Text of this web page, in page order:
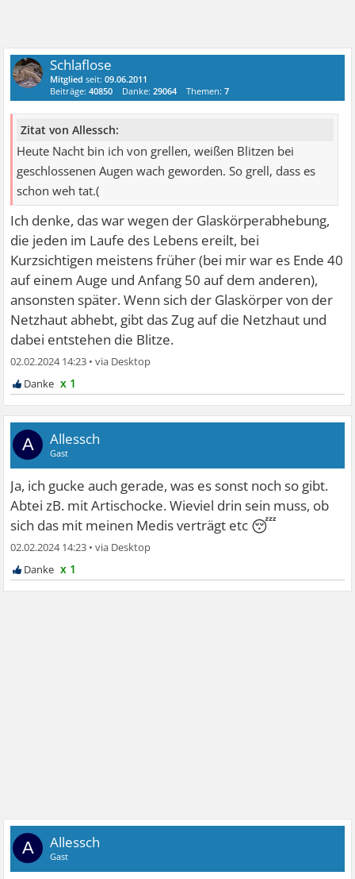
Schlaflose
Mitglied seit:09.06.2011
Beiträge:40850 Danke:29064 Themen:7
Zitat von Allessch:
Heute Nacht bin ich von grellen, weißen Blitzen bei
geschlossenen Augen wach geworden. So grell, dass es
schon weh tat.(
Ich denke, das war wegen der Glaskörperabhebung,
die jeden im Laufe des Lebens ereilt, bei
Kurzsichtigen meistens früher (bei mir war es Ende 40
auf einem Auge und Anfang 50 auf dem anderen),
ansonsten später. Wenn sich der Glaskörper von der
Netzhaut abhebt, gibt das Zug auf die Netzhaut und
dabei entstehen die Blitze.
02.02.2024 14:23 •
x 1
A Allessch
Gast
Ja, ich gucke auch gerade, was es sonst noch so gibt.
Abtei zB. mit Artischocke. Wieviel drin sein muss, ob
sich das mit meinen Medis verträgt etc 😴
02.02.2024 14:23 •
x 1
A Allessch
Gast